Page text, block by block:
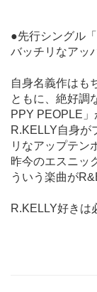
●先行シングル
バッチリなアッ
自身名義作はも
ともに、絶好調
PPY PEOPLE」
R.KELLY自身が
リなアップテン
昨今のエスニッ
ういう楽曲が
R.KELLY好きは